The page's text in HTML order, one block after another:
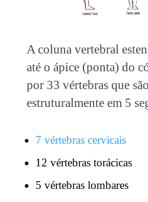
A coluna vertebral
até o ápice (ponta) do
por 33 vértebras que
estruturalmente em 5
7 vértebras cervicais
12 vértebras torácicas
5 vértebras lombares